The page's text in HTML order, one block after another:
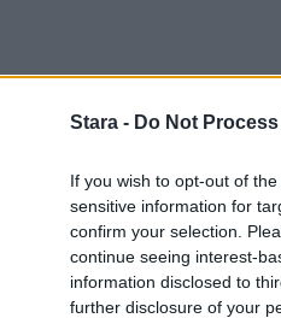
Stara - Do Not
If you wish to opt-out of
sensitive information for
confirm your selection.
continue seeing interest-
information disclosed to
further disclosure of your